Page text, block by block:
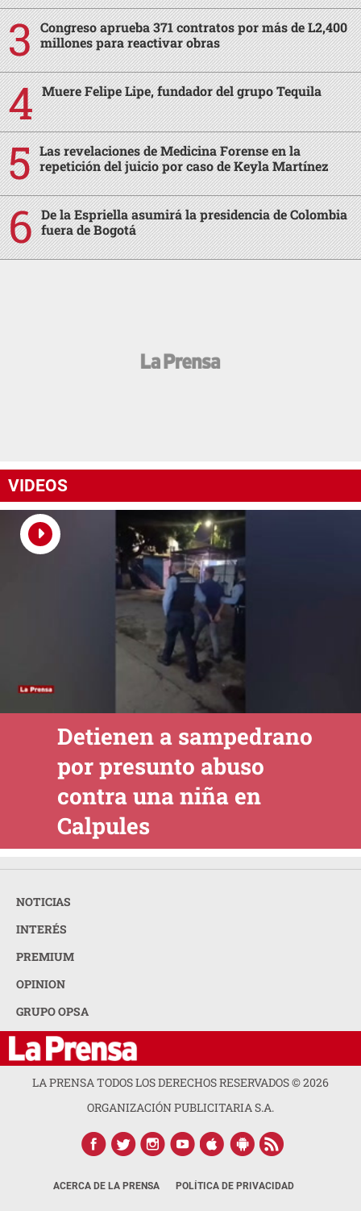
Congreso aprueba 371 contratos por más de L2,400
millones para reactivar obras
Muere Felipe Lipe, fundador del grupo Tequila
Las revelaciones de Medicina Forense en la
repetición del juicio por caso de Keyla Martínez
De la Espriella asumirá la presidencia de Colombia
fuera de Bogotá
VIDEOS
Detienen a sampedrano
por presunto abuso
contra una niña en
Calpules
NOTICIAS
INTERÉS
PREMIUM
OPINION
GRUPO OPSA
LA PRENSA TODOS LOS DERECHOS RESERVADOS ©2026
ORGANIZACIÓN PUBLICITARIA S.A.
ACERCA DE LA PRENSA POLÍTICA DE PRIVACIDAD